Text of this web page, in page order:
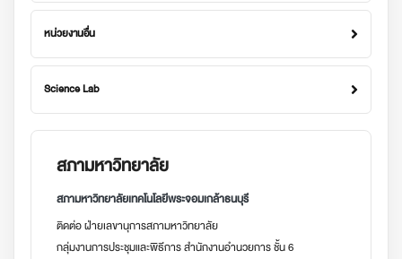
หน่วยงานอื่น
Science Lab
สภามหาวิทยาลัย
สภามหาวิทยาลัยเทคโนโลยีพระจอมเกล้าธนบุรี
ติดต่อ ฝ่ายเลขานุการสภามหาวิทยาลัย
กลุ่มงานการประชุมและพิธีการ สำนักงานอำนวยการ ชั้น 6